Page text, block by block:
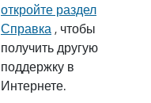
откройте раздел
Справка, чтобы
получить другую
поддержку в
Интернете.